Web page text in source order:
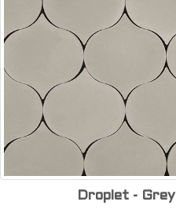
Droplet - Grey